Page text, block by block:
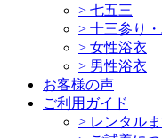
> 七五三
> 十三参り
> 女性浴衣
> 男性浴衣
お客様の声
ご利用ガイド
> レンタル